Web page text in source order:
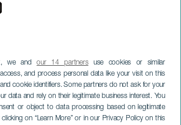
we andour 14 partnersuse cookies or similar
and process personal data like your visit on this
cookie identifiers. Some partners do not ask for your
data and rely on their legitimate business interest. You
or object to data processing based on legitimate
on “Learn More” or in our Privacy Policy on this
Cultural: Cinéma